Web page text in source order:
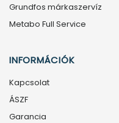
Grundfos márkaszervíz
Metabo Full Service
INFORMÁCIÓK
Kapcsolat
ÁSZF
Garancia